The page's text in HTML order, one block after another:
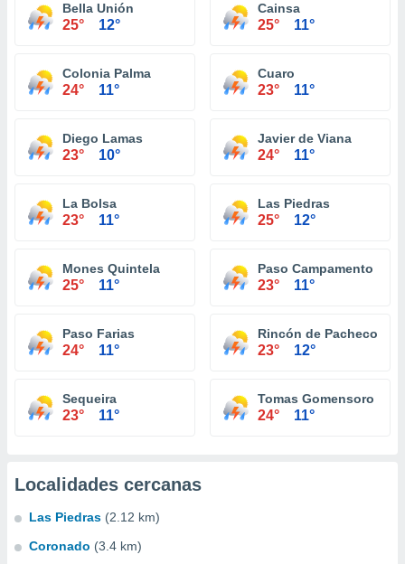
Bella Unión
25° 12°
Cainsa
25° 11°
Colonia Palma
24° 11°
Cuaro
23° 11°
Diego Lamas
23° 10°
Javier de Viana
24° 11°
La Bolsa
23° 11°
Las Piedras
25° 12°
Mones Quintela
25° 11°
Paso Campamento
23° 11°
Paso Farias
24° 11°
Rincón de Pacheco
23° 12°
Sequeira
23° 11°
Tomas Gomensoro
24° 11°
Localidades cercanas
Las Piedras (2.12 km)
Coronado (3.4 km)